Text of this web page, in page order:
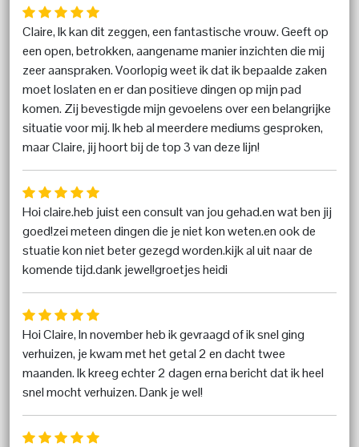
Claire, Ik kan dit zeggen, een fantastische vrouw. Geeft op
een open, betrokken, aangename manier inzichten die mij
zeer aanspraken. Voorlopig weet ik dat ik bepaalde zaken
moet loslaten en er dan positieve dingen op mijn pad
komen. Zij bevestigde mijn gevoelens over een belangrijke
situatie voor mij. Ik heb al meerdere mediums gesproken,
maar Claire, jij hoort bij de top 3 van deze lijn!
Hoi claire.heb juist een consult van jou gehad.en wat ben jij
goed!zei meteen dingen die je niet kon weten.en ook de
stuatie kon niet beter gezegd worden.kijk al uit naar de
komende tijd.dank jewel!groetjes heidi
Hoi Claire, In november heb ik gevraagd of ik snel ging
verhuizen, je kwam met het getal 2 en dacht twee
maanden. Ik kreeg echter 2 dagen erna bericht dat ik heel
snel mocht verhuizen. Dank je wel!